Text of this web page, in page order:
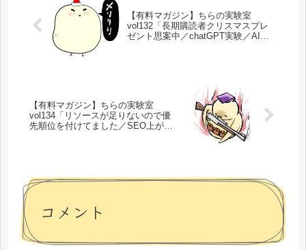
【有料マガジン】ちらの実験室
vol132「長期購読者クリスマスプレ
ゼント思案中／chatGPT実験／AI発
【有料マガジン】ちらの実験室
vol134「リソースが足りないので優
先順位を付けてました／SEO上がり
コメント